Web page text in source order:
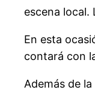
escena local.
En esta
contará con
Además de